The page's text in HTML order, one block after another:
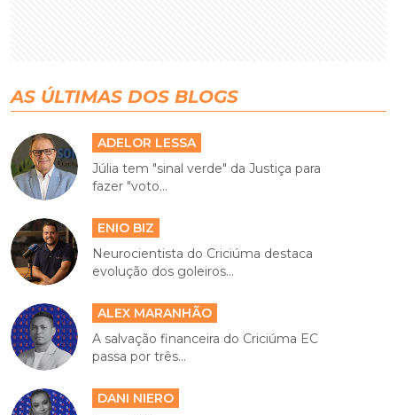
AS ÚLTIMAS DOS BLOGS
ADELOR LESSA
Júlia tem "sinal verde" da Justiça para
fazer "voto...
ENIO BIZ
Neurocientista do Criciúma destaca
evolução dos goleiros...
ALEX MARANHÃO
A salvação financeira do Criciúma EC
passa por três...
DANI NIERO